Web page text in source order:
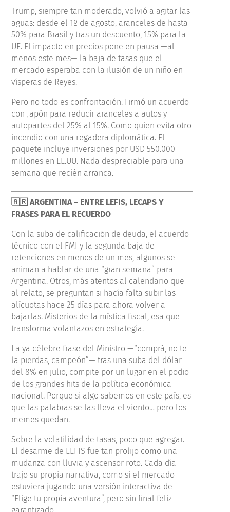
Trump, siempre tan moderado, volvió a agitar las
aguas: desde el 1º de agosto, aranceles de hasta
50% para Brasil y tras un descuento, 15% para la
UE. El impacto en precios pone en pausa —al
menos este mes— la baja de tasas que el
mercado esperaba con la ilusión de un niño en
vísperas de Reyes.
Pero no todo es confrontación. Firmó un acuerdo
con Japón para reducir aranceles a autos y
autopartes del 25% al 15%. Como quien evita otro
incendio con una regadera diplomática. El
paquete incluye inversiones por USD 550.000
millones en EE.UU. Nada despreciable para una
semana que recién arranca.
🇦🇷 ARGENTINA – ENTRE LEFIS, LECAPS Y
FRASES PARA EL RECUERDO
Con la suba de calificación de deuda, el acuerdo
técnico con el FMI y la segunda baja de
retenciones en menos de un mes, algunos se
animan a hablar de una “gran semana” para
Argentina. Otros, más atentos al calendario que
al relato, se preguntan si hacía falta subir las
alícuotas hace 25 días para ahora volver a
bajarlas. Misterios de la mística fiscal, esa que
transforma volantazos en estrategia.
La ya célebre frase del Ministro —“comprá, no te
la pierdas, campeón”— tras una suba del dólar
del 8% en julio, compite por un lugar en el podio
de los grandes hits de la política económica
nacional. Porque si algo sabemos en este país, es
que las palabras se las lleva el viento… pero los
memes quedan.
Sobre la volatilidad de tasas, poco que agregar.
El desarme de LEFIS fue tan prolijo como una
mudanza con lluvia y ascensor roto. Cada día
trajo su propia narrativa, como si el mercado
estuviera jugando una versión interactiva de
“Elige tu propia aventura”, pero sin final feliz